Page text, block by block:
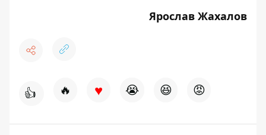
Ярослав Жахалов
👍 🔥 ♥ 😭 😆 😡